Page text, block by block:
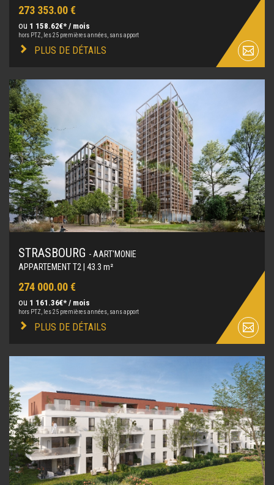
273 353.00 €
ou 1 158.62€* / mois
hors PTZ, les 25 premières années, sans apport
PLUS DE DÉTAILS
STRASBOURG - AART'MONIE
APPARTEMENT T2 | 43.3 m²
274 000.00 €
ou 1 161.36€* / mois
hors PTZ, les 25 premières années, sans apport
PLUS DE DÉTAILS